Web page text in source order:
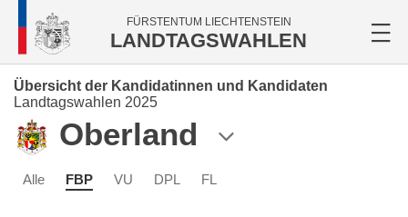
FÜRSTENTUM LIECHTENSTEIN
LANDTAGSWAHLEN
Übersicht der Kandidatinnen und Kandidaten
Landtagswahlen 2025
Oberland
Alle FBP VU DPL FL